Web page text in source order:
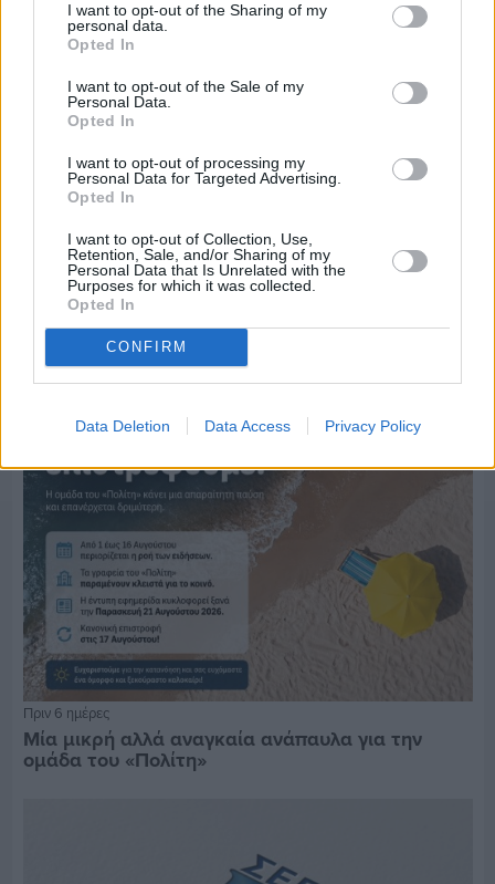
I want to opt-out of the Sharing of my
personal data.
Opted In
I want to opt-out of the Sale of my
Personal Data.
Opted In
I want to opt-out of processing my
Personal Data for Targeted Advertising.
Opted In
I want to opt-out of Collection, Use,
Retention, Sale, and/or Sharing of my
Personal Data that Is Unrelated with the
Purposes for which it was collected.
Opted In
CONFIRM
Data Deletion Data Access Privacy Policy
Ο καιρός στη Χίο, σήμερα 3 Αυγούστου 2026
Πριν 6 ημέρες
Μία μικρή αλλά αναγκαία ανάπαυλα για την
ομάδα του «Πολίτη»